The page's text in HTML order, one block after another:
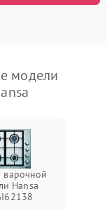
модели
варочной
Hansa